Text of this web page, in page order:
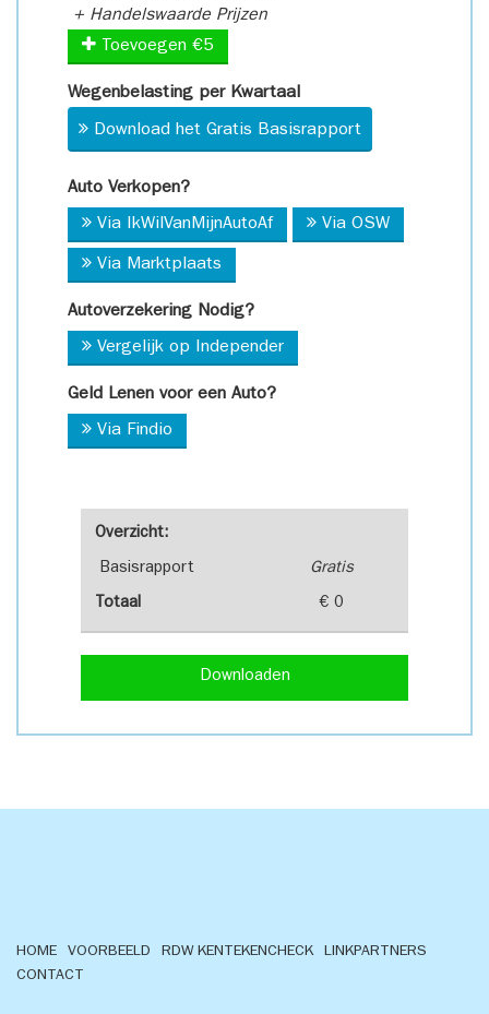
Overzicht:
Basisrapport Gratis
Totaal € 0
Downloaden
+ Handelswaarde Prijzen
Toevoegen €5
Wegenbelasting per Kwartaal
Download het Gratis Basisrapport
Auto Verkopen?
Via IkWilVanMijnAutoAf Via OSW
Via Marktplaats
Autoverzekering Nodig?
Vergelijk op Independer
Geld Lenen voor een Auto?
Via Findio
HOME VOORBEELD RDW KENTEKENCHECK
LINKPARTNERS
CONTACT